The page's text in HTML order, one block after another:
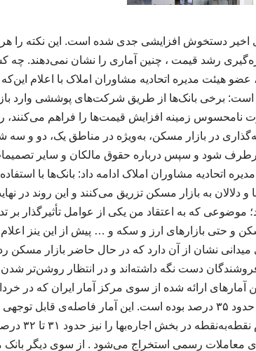
اخیر دستخوش افزایشی جدی شده است. این نکته را
رشد قیمت ، چنین آماری را نشان نمی‌دهند. چه
هیئت مدیره اتحادیه مشاوران املاک با اعلام
است: برخی بانک‌ها از طریق شرکت‌های پوششی وارد
نامحسوس زمینه افزایش قیمت‌ها را فراهم می‌کنند،
در بازار مسکن، به‌ویژه در مناطق یک، دو و سه
برطرف شود و سپس درباره حقوق مالکان و سایر
مشاوران املاک ادامه داد: بانک‌ها با استفاده
دلالان به بازار مسکن تزریق می‌کنند و این روند در
که به اعتقاد من یکی از عوامل تأثیرگذار بر
و حتی بازارهای ارز و سکه و … پیش از این ینز
نشان از آن دارد که در حال حاضر بازار مسکن
دست نگه داشته‌اند و در انتظار روشن‌تر
ارائه شده از سوی مرکز آمار ایران که در
نرخ تورم نقطه به نقطه مسکن در کل کشور حدود ۳۵ درصد بوده است. این آمار فاصله‌ی
فعال صنفی دارد.
معاملات رسمی استخراج می‌شود . از سوی دیگر بانک